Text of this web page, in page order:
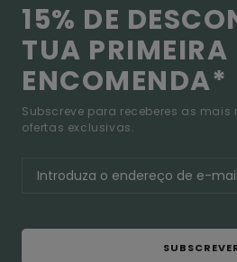
15% DE
TUA PRIMEIRA
ENCOMENDA*
Subscreve para receberes as mais
ofertas exclusivas.